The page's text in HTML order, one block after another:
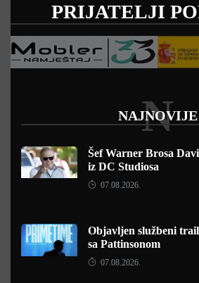
PRIJATELJI
NAJNOVIJE
N
Šef Warner Brosa
iz DC Studiosa
07.08.2026.
Objavljen službeni
sa Pattinsonom
07.08.2026.